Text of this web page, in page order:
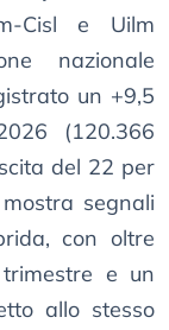
Cisl e Uilm
nazionale
un +9,5
(120.366
del 22 per
segnali
con oltre
e un
allo stesso